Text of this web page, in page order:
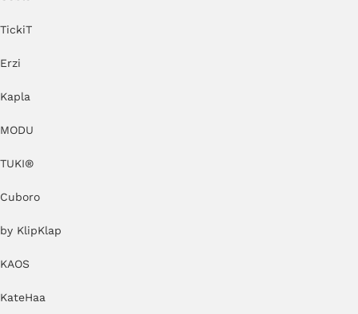
TickiT
Erzi
Kapla
MODU
TUKI®
Cuboro
by KlipKlap
KAOS
KateHaa